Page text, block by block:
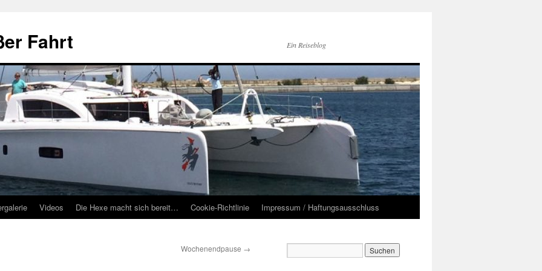
Fahrt Ein Reiseblog
Videos Die Hexe macht sich bereit… Cookie-Richtlinie Impressum / Haftungsausschluss
Wochenendpause →